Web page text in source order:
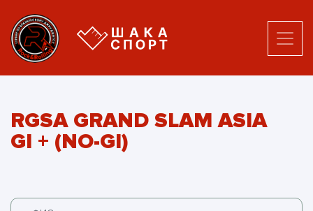
RGSA GRAND SLAM ASIA
GI + (NO-GI)